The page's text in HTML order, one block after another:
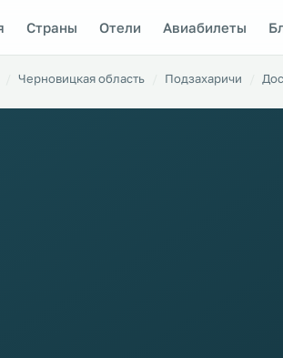
Страны Отели Авиабилеты
Черновицкая область Подзахаричи